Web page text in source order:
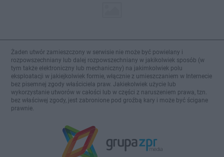
Żaden utwór zamieszczony w serwisie nie może być powielany i
rozpowszechniany lub dalej rozpowszechniany w jakikolwiek sposób (w
tym także elektroniczny lub mechaniczny) na jakimkolwiek polu
eksploatacji w jakiejkolwiek formie, włącznie z umieszczaniem w Internecie
bez pisemnej zgody właściciela praw. Jakiekolwiek użycie lub
wykorzystanie utworów w całości lub w części z naruszeniem prawa, tzn.
bez właściwej zgody, jest zabronione pod groźbą kary i może być ścigane
prawnie.